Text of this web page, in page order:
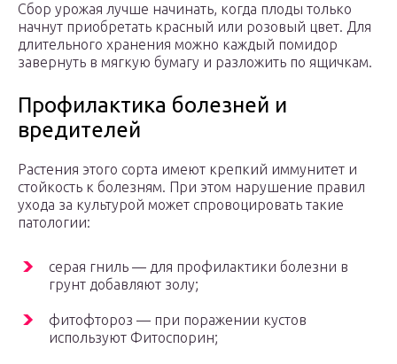
Сбор урожая лучше начинать, когда плоды только
начнут приобретать красный или розовый цвет. Для
длительного хранения можно каждый помидор
завернуть в мягкую бумагу и разложить по ящичкам.
Профилактика болезней и
вредителей
Растения этого сорта имеют крепкий иммунитет и
стойкость к болезням. При этом нарушение правил
ухода за культурой может спровоцировать такие
патологии:
серая гниль — для профилактики болезни в
грунт добавляют золу;
фитофтороз — при поражении кустов
используют Фитоспорин;